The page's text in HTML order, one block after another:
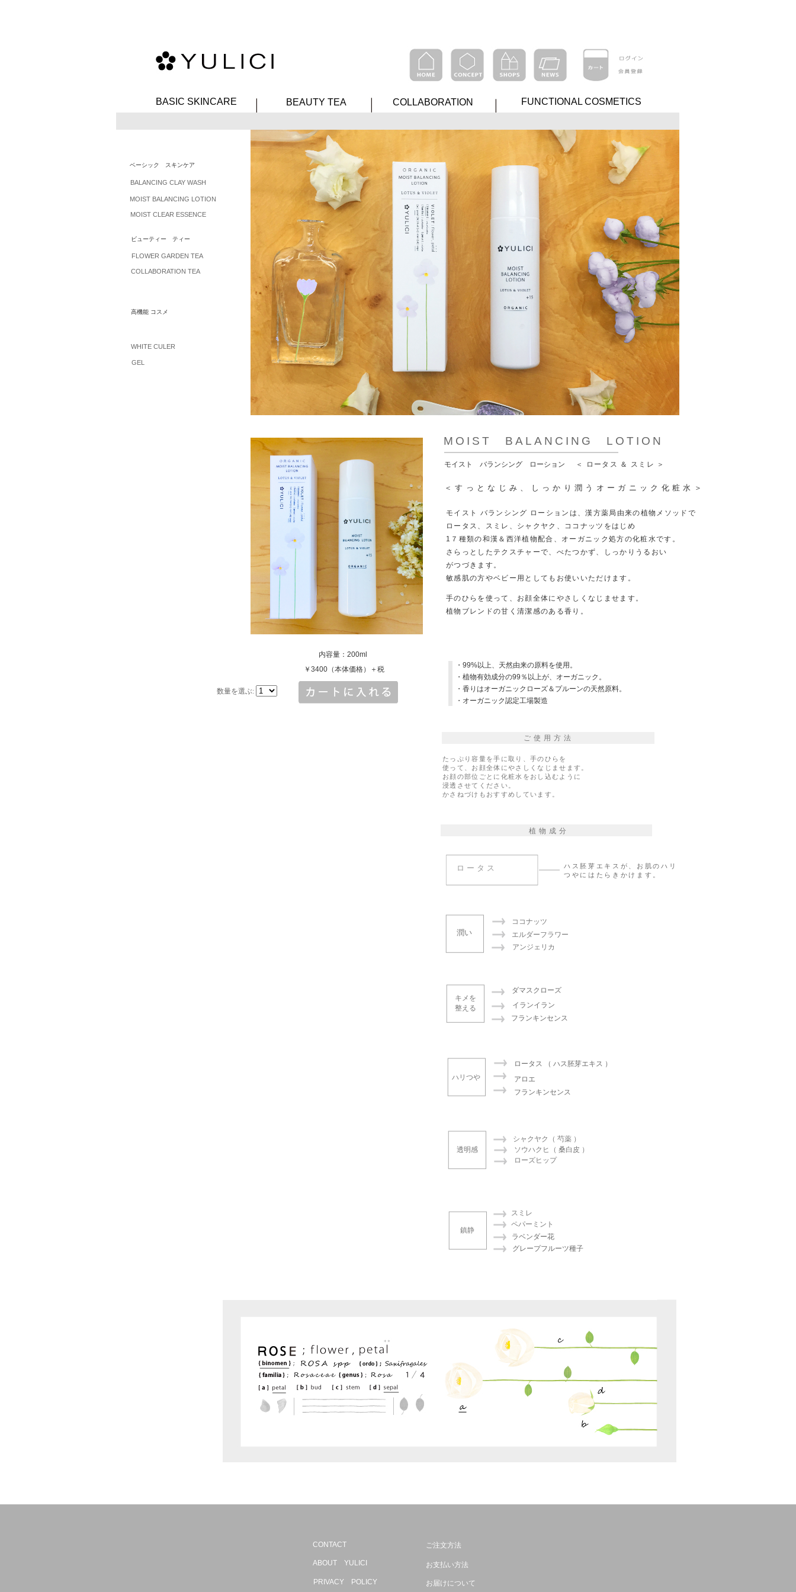
＜すっとなじみ、しっかり潤うオーガニック化粧水＞
モイスト バランシング ローションは、漢方薬局由来の植物メソッドで
ロータス、スミレ、シャクヤク、ココナッツをはじめ
1７種類の和漢＆西洋植物配合、オーガニック処方の化粧水です。
さらっとしたテクスチャーで、べたつかず、しっかりうるおい
がつづきます。
敏感肌の方やベビー用としてもお使いいただけます。
手のひらを使って、お顔全体にやさしくなじませます。
植物ブレンドの甘く清潔感のある香り。
モイスト バランシング ローション ＜ ロータス ＆ スミレ ＞
内容量：200ml
￥3400（本体価格）＋税
数量を選ぶ:
シャクヤク（ 芍薬 ）
ロータス
フランキンセンス
植物成分
ご使用方法
ハス胚芽エキスが、お肌のハリ
つやにはたらきかけます。
キメを
整える
エルダーフラワー
ココナッツ
ハリつや
鎮静
たっぷり容量を手に取り、手のひらを
使って、お顔全体にやさしくなじませます。
お顔の部位ごとに化粧水をおし込むように
浸透させてください。
かさねづけもおすすめしています。
グレープフルーツ種子
ラベンダー花
フランキンセンス
アロエ
ロータス （ ハス胚芽エキス ）
イランイラン
ダマスクローズ
アンジェリカ
ソウハクヒ（ 桑白皮 ）
ローズヒップ
・99%以上、天然由来の原料を使用。
・植物有効成分の99％以上が、オーガニック。
・香りはオーガニックローズ＆プルーンの天然原料。
・オーガニック認定工場製造
MOIST BALANCING LOTION
スミレ
ペパーミント
透明感
潤い
BASIC SKINCARE COLLABORATION FUNCTIONAL COSMETICS
BEAUTY TEA
ベーシック スキンケア
BALANCING CLAY WASH
MOIST BALANCING LOTION
MOIST CLEAR ESSENCE
ビューティー ティー
FLOWER GARDEN TEA
COLLABORATION TEA
高機能 コスメ
WHITE CULER
GEL
CONTACT
ABOUT YULICI
PRIVACY POLICY
ご注文方法
お支払い方法
お届けについて